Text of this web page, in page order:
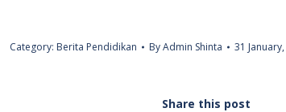
Category: Berita Pendidikan ByAdmin Shinta 31
Share this post